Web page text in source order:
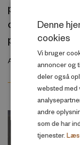
perspective
couples’
parenthood
August 2026
Denne
cookies
Vi bruger
annoncer og
deler også
websted
andre
som de har
tjenester. Læs